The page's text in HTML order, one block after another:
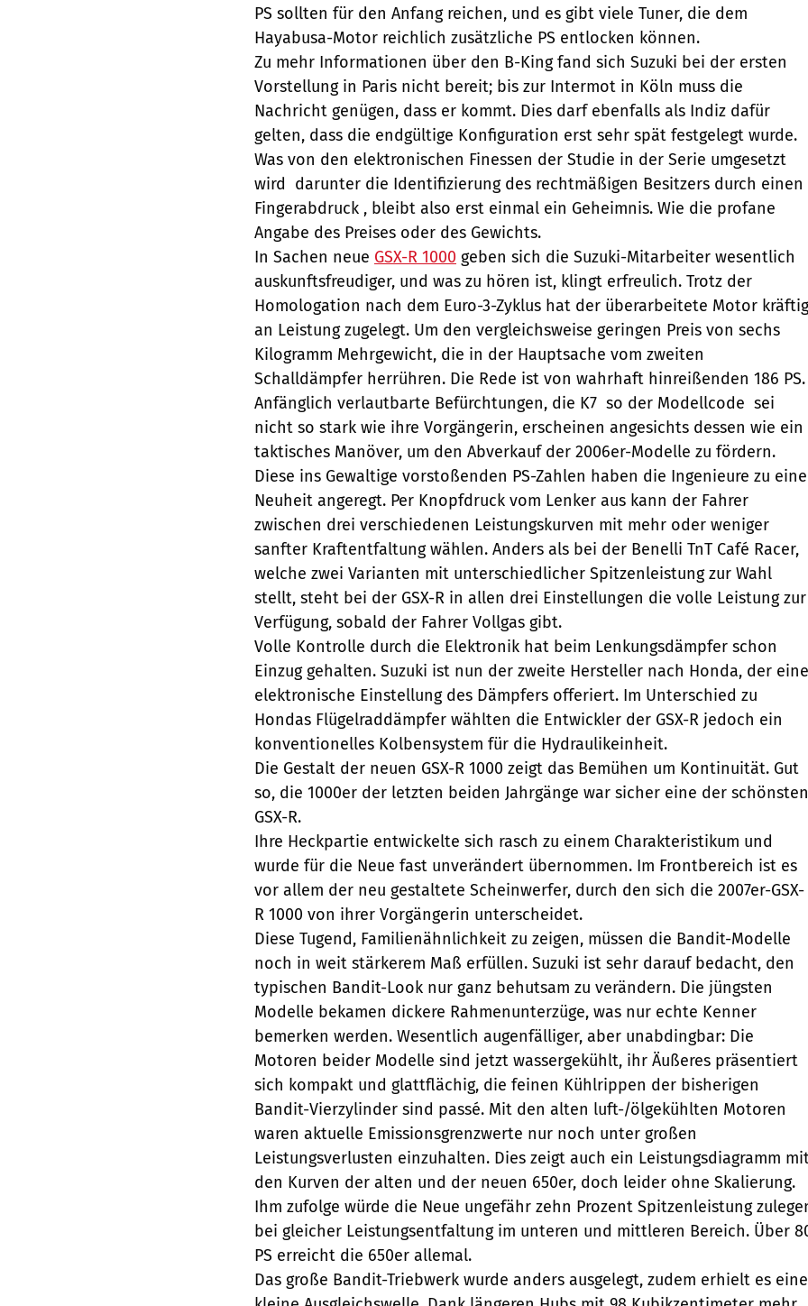
PS sollten für den Anfang reichen, und es gibt viele Tuner, die dem
Hayabusa-Motor reichlich zusätzliche PS entlocken können.
Zu mehr Informationen über den B-King fand sich Suzuki bei der ersten
Vorstellung in Paris nicht bereit; bis zur Intermot in Köln muss die
Nachricht genügen, dass er kommt. Dies darf ebenfalls als Indiz dafür
gelten, dass die endgültige Konfiguration erst sehr spät festgelegt wurde.
Was von den elektronischen Finessen der Studie in der Serie umgesetzt
wird  darunter die Identifizierung des rechtmäßigen Besitzers durch einen
Fingerabdruck , bleibt also erst einmal ein Geheimnis. Wie die profane
Angabe des Preises oder des Gewichts.
In Sachen neue GSX-R 1000 geben sich die Suzuki-Mitarbeiter wesentlich
auskunftsfreudiger, und was zu hören ist, klingt erfreulich. Trotz der
Homologation nach dem Euro-3-Zyklus hat der überarbeitete Motor kräftig
an Leistung zugelegt. Um den vergleichsweise geringen Preis von sechs
Kilogramm Mehrgewicht, die in der Hauptsache vom zweiten
Schalldämpfer herrühren. Die Rede ist von wahrhaft hinreißenden 186 PS.
Anfänglich verlautbarte Befürchtungen, die K7  so der Modellcode  sei
nicht so stark wie ihre Vorgängerin, erscheinen angesichts dessen wie ein
taktisches Manöver, um den Abverkauf der 2006er-Modelle zu fördern.
Diese ins Gewaltige vorstoßenden PS-Zahlen haben die Ingenieure zu
Neuheit angeregt. Per Knopfdruck vom Lenker aus kann der Fahrer
zwischen drei verschiedenen Leistungskurven mit mehr oder weniger
sanfter Kraftentfaltung wählen. Anders als bei der Benelli TnT Café Racer,
welche zwei Varianten mit unterschiedlicher Spitzenleistung zur Wahl
stellt, steht bei der GSX-R in allen drei Einstellungen die volle Leistung zur
Verfügung, sobald der Fahrer Vollgas gibt.
Volle Kontrolle durch die Elektronik hat beim Lenkungsdämpfer schon
Einzug gehalten. Suzuki ist nun der zweite Hersteller nach Honda, der eine
elektronische Einstellung des Dämpfers offeriert. Im Unterschied zu
Hondas Flügelraddämpfer wählten die Entwickler der GSX-R jedoch ein
konventionelles Kolbensystem für die Hydraulikeinheit.
Die Gestalt der neuen GSX-R 1000 zeigt das Bemühen um Kontinuität. Gut
so, die 1000er der letzten beiden Jahrgänge war sicher eine der schönsten
GSX-R.
Ihre Heckpartie entwickelte sich rasch zu einem Charakteristikum und
wurde für die Neue fast unverändert übernommen. Im Frontbereich ist es
vor allem der neu gestaltete Scheinwerfer, durch den sich die 2007er-GSX-
R 1000 von ihrer Vorgängerin unterscheidet.
Diese Tugend, Familienähnlichkeit zu zeigen, müssen die Bandit-Modelle
noch in weit stärkerem Maß erfüllen. Suzuki ist sehr darauf bedacht, den
typischen Bandit-Look nur ganz behutsam zu verändern. Die jüngsten
Modelle bekamen dickere Rahmenunterzüge, was nur echte Kenner
bemerken werden. Wesentlich augenfälliger, aber unabdingbar: Die
Motoren beider Modelle sind jetzt wassergekühlt, ihr Äußeres präsentiert
sich kompakt und glattflächig, die feinen Kühlrippen der bisherigen
Bandit-Vierzylinder sind passé. Mit den alten luft-/ölgekühlten Motoren
waren aktuelle Emissionsgrenzwerte nur noch unter großen
Leistungsverlusten einzuhalten. Dies zeigt auch ein Leistungsdiagramm
den Kurven der alten und der neuen 650er, doch leider ohne Skalierung.
Ihm zufolge würde die Neue ungefähr zehn Prozent Spitzenleistung
bei gleicher Leistungsentfaltung im unteren und mittleren Bereich. Über
PS erreicht die 650er allemal.
Das große Bandit-Triebwerk wurde anders ausgelegt, zudem erhielt es eine